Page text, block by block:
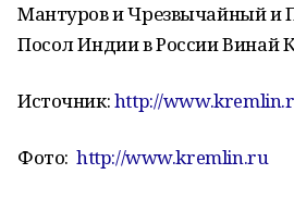
Мантуров и Чрезвычайный
Посол Индии в России Винай
Источник:http://
Фото:http://www.kremlin.ru